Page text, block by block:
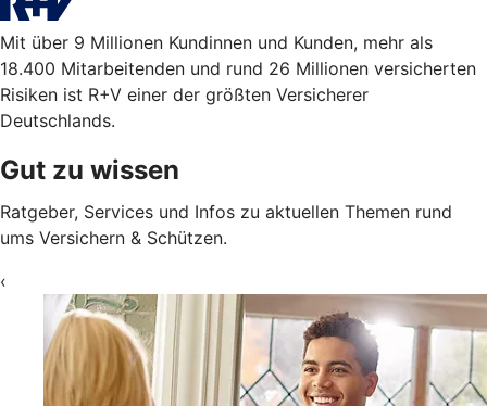
Mit über 9 Millionen Kundinnen und Kunden, mehr als
18.400 Mitarbeitenden und rund 26 Millionen versicherten
Risiken ist R+V einer der größten Versicherer
Deutschlands.
Gut zu wissen
Ratgeber, Services und Infos zu aktuellen Themen rund
ums Versichern & Schützen.
‹